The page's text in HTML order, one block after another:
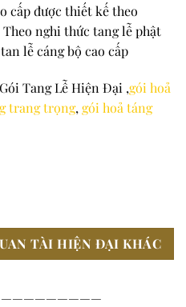
cấp được thiết kế theo
Theo nghi thức tang lễ phật
lễ cáng bộ cao cấp
Tang Lễ Hiện Đại ,gói hoả
trang trọng, gói hoả táng
TÀI HIỆN ĐẠI KHÁC